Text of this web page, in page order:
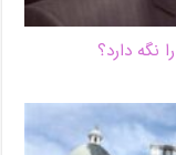
دارد؟